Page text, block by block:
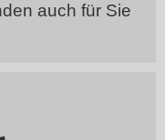
auch für Sie